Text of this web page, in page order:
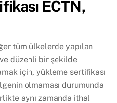
ECTN,
tüm ülkelerde yapılan
düzenli bir şekilde
için, yükleme sertifikası
olmaması durumunda
aynı zamanda ithal